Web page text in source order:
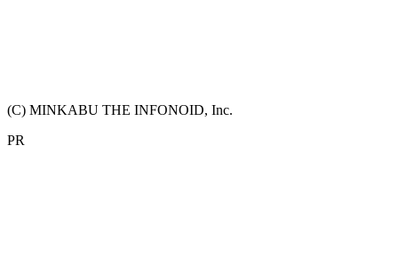
(C) MINKABU THE INFONOID, Inc.
PR